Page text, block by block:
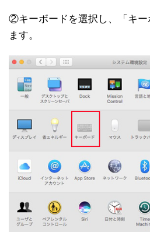
②キーボードを選択し、「キー
ます。